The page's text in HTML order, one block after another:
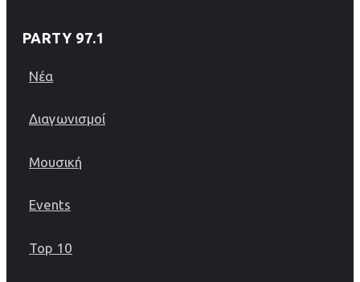
PARTY 97.1
Νέα
Διαγωνισμοί
Μουσική
Events
Top 10